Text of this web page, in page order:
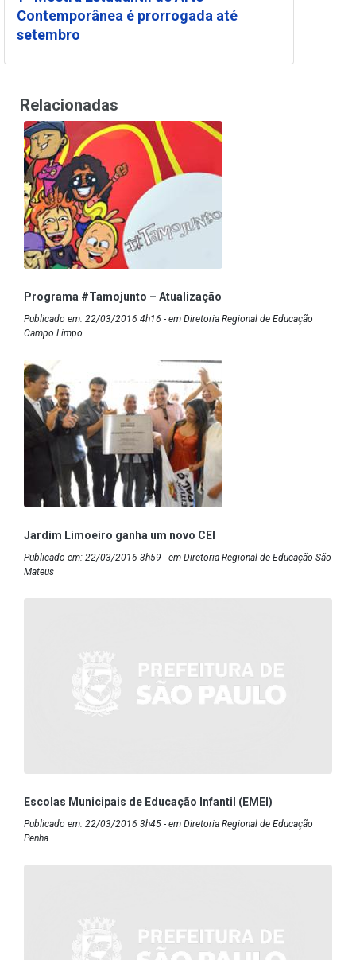
Contemporânea é prorrogada até
setembro
Relacionadas
Programa #Tamojunto – Atualização
Publicado em: 22/03/2016 4h16 - em Diretoria Regional de Educação
Campo Limpo
Jardim Limoeiro ganha um novo CEI
Publicado em: 22/03/2016 3h59 - em Diretoria Regional de Educação São
Mateus
Escolas Municipais de Educação Infantil (EMEI)
Publicado em: 22/03/2016 3h45 - em Diretoria Regional de Educação
Penha